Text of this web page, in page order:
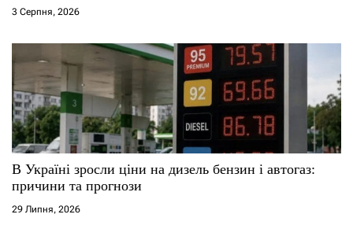
3 Серпня, 2026
В Україні зросли ціни на дизель бензин і автогаз:
причини та прогнози
29 Липня, 2026